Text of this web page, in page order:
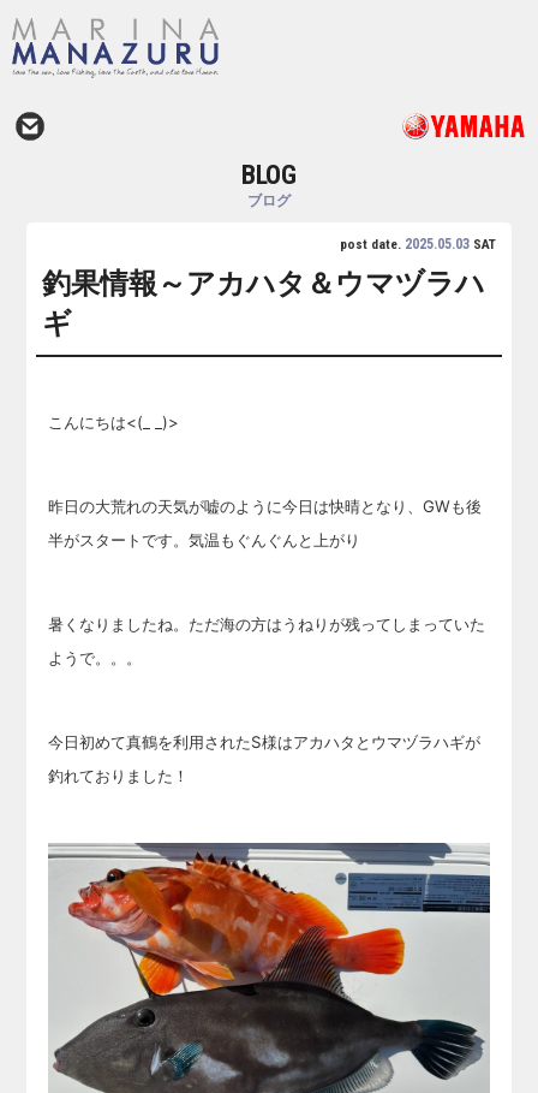
BLOG
ブログ
post date. 2025.05.03SAT
釣果情報～アカハタ＆ウマヅラハ
ギ
こんにちは<(_ _)>
昨日の大荒れの天気が嘘のように今日は快晴となり、GWも後
半がスタートです。気温もぐんぐんと上がり
暑くなりましたね。ただ海の方はうねりが残ってしまっていた
ようで。。。
今日初めて真鶴を利用されたS様はアカハタとウマヅラハギが
釣れておりました！